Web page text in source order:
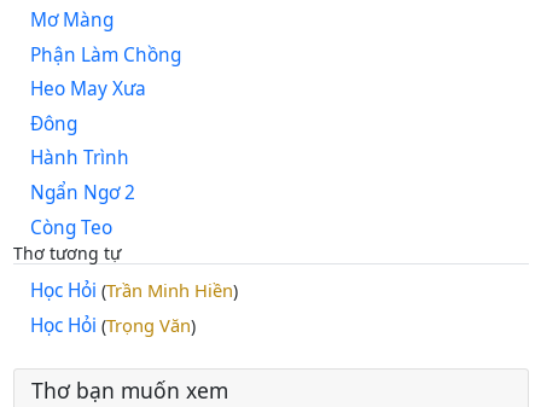
Mơ Màng
Phận Làm Chồng
Heo May Xưa
Đông
Hành Trình
Ngẩn Ngơ 2
Còng Teo
Thơ tương tự
Học Hỏi (Trần Minh Hiền)
Học Hỏi (Trọng Văn)
Thơ bạn muốn xem